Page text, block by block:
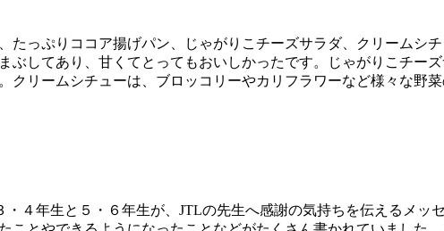
たっぷりココア揚げパン、じゃがりこチーズサラダ、クリームシ
してあり、甘くてとってもおいしかったです。じゃがりこチー
クリームシチューは、ブロッコリーやカリフラワーなど様々な野
４年生と５・６年生が、JTLの先生へ感謝の気持ちを伝えるメッ